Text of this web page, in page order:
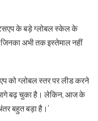
के बड़े ग्लोबल स्केल के
अभी तक इस्तेमाल नहीं
को ग्लोबल स्तर पर लीड करने
आगे बढ़ चुका है। लेकिन, आज के
बहुत बड़ा है।’